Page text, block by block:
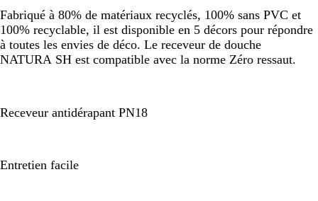
Fabriqué à 80% de matériaux recyclés, 100% sans PVC et
100% recyclable, il est disponible en 5 décors pour répondre
à toutes les envies de déco. Le receveur de douche
NATURA SH est compatible avec la norme Zéro ressaut.
Receveur antidérapant PN18
Entretien facile